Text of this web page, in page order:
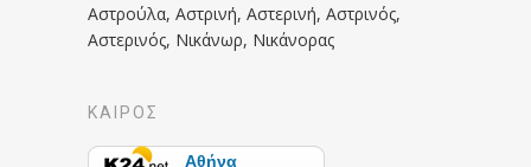
Αστρούλα, Αστρινή, Αστερινή, Αστρινός,
Αστερινός, Νικάνωρ, Νικάνορας
ΚΑΙΡΟΣ